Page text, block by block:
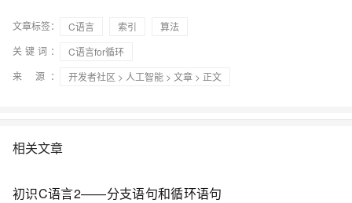
文章标签： C语言 索引
算法
关键词：
C语言for循环
来 源：
开发者社区 > 人工智能 > 文章 > 正文
相关文章
初识C语言2——分支语句和循环语句